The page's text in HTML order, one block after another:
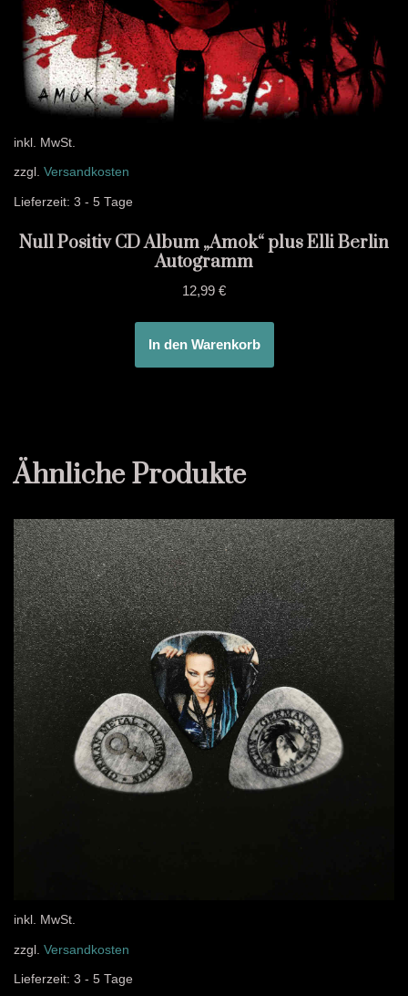
inkl. MwSt.
zzgl. Versandkosten
Lieferzeit: 3 - 5 Tage
Null Positiv CD Album „Amok“ plus Elli Berlin
Autogramm
12,99 €
In den Warenkorb
Ähnliche Produkte
inkl. MwSt.
zzgl. Versandkosten
Lieferzeit: 3 - 5 Tage